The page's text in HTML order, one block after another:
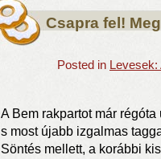
Csapra fel!
Posted in
A Bem rakpartot már
s most újabb izgalmas
Söntés mellett, a korábbi